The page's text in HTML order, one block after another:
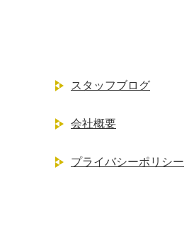
スタッフブログ
会社概要
プライバシーポリシー